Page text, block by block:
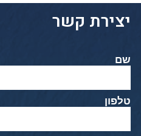
יצירת קשר
שם
טלפון